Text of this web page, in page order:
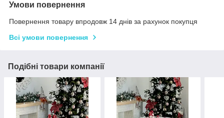
Умови повернення
Повернення товару впродовж 14 днів за рахунок покупця
Всі умови повернення
Подібні товари компанії